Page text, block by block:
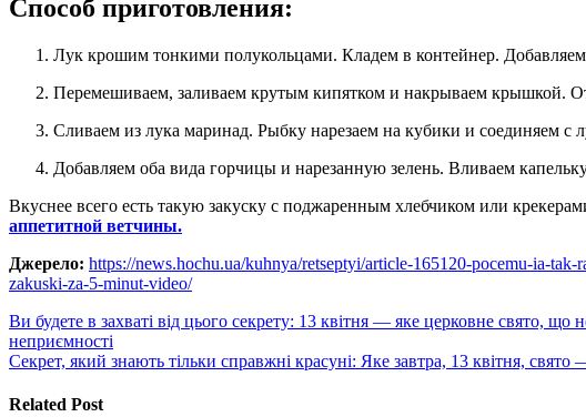
Способ приготовления:
Лук крошим тонкими полукольцами. Кладем в контейнер. Добавляем
Перемешиваем, заливаем крутым кипятком и накрываем крышкой.
Сливаем из лука маринад. Рыбку нарезаем на кубики и соединяем с
Добавляем оба вида горчицы и нарезанную зелень. Вливаем
Вкуснее всего есть такую закуску с поджаренным хлебчиком или
аппетитной ветчины.
Джерело: https://news.hochu.ua/kuhnya/retseptyi/article-165120-pocemu-ia-
zakuski-za-5-minut-video/
Навигация
по
Ви будете в захваті від цього секрету: 13 квітня — яке церковне свято,
неприємності
Секрет, який знають тільки справжні красуні: Яке завтра, 13 квітня,
Related Post